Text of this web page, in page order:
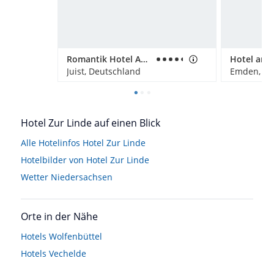
Romantik Hotel Achterdiek
Juist, Deutschland
Hotel am
Emden,
Hotel Zur Linde auf einen Blick
Alle Hotelinfos Hotel Zur Linde
Hotelbilder von Hotel Zur Linde
Wetter Niedersachsen
Orte in der Nähe
Hotels Wolfenbüttel
Hotels Vechelde